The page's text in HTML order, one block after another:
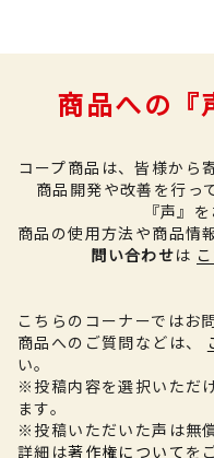
商品への『
コープ商品は、皆様から
商品開発や改善を行っ
『声』
商品の使用方法や商品情
問い合わせは
こちらのコーナーではお
商品へのご質問などは、
い。
※投稿内容を選択いただ
ます。
※投稿いただいた声は無
詳細は著作権について を